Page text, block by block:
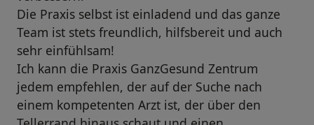
Die Praxis selbst ist einladend und das ganze
Team ist stets freundlich, hilfsbereit und auch
sehr einfühlsam!
Ich kann die Praxis GanzGesund Zentrum
jedem empfehlen, der auf der Suche nach
einem kompetenten Arzt ist, der über den